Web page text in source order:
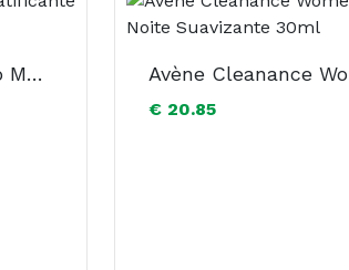
Avène Cleanance Loção Matificante 40ml
€ 20.85